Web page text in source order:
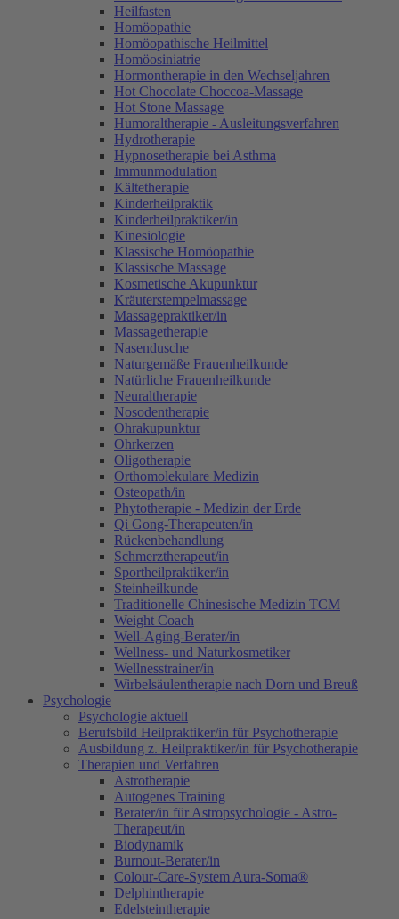
Heilfasten
Homöopathie
Homöopathische Heilmittel
Homöosiniatrie
Hormontherapie in den Wechseljahren
Hot Chocolate Choccoa-Massage
Hot Stone Massage
Humoraltherapie - Ausleitungsverfahren
Hydrotherapie
Hypnosetherapie bei Asthma
Immunmodulation
Kältetherapie
Kinderheilpraktik
Kinderheilpraktiker/in
Kinesiologie
Klassische Homöopathie
Klassische Massage
Kosmetische Akupunktur
Kräuterstempelmassage
Massagepraktiker/in
Massagetherapie
Nasendusche
Naturgemäße Frauenheilkunde
Natürliche Frauenheilkunde
Neuraltherapie
Nosodentherapie
Ohrakupunktur
Ohrkerzen
Oligotherapie
Orthomolekulare Medizin
Osteopath/in
Phytotherapie - Medizin der Erde
Qi Gong-Therapeuten/in
Rückenbehandlung
Schmerztherapeut/in
Sportheilpraktiker/in
Steinheilkunde
Traditionelle Chinesische Medizin TCM
Weight Coach
Well-Aging-Berater/in
Wellness- und Naturkosmetiker
Wellnesstrainer/in
Wirbelsäulentherapie nach Dorn und Breuß
Psychologie
Psychologie aktuell
Berufsbild Heilpraktiker/in für Psychotherapie
Ausbildung z. Heilpraktiker/in für Psychotherapie
Therapien und Verfahren
Astrotherapie
Autogenes Training
Berater/in für Astropsychologie - Astro-
Therapeut/in
Biodynamik
Burnout-Berater/in
Colour-Care-System Aura-Soma®
Delphintherapie
Edelsteintherapie